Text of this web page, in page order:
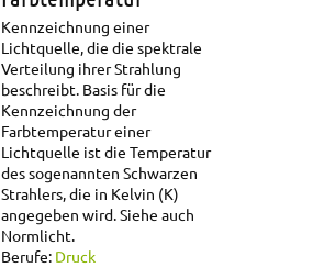
Kennzeichnung einer
Lichtquelle, die die spektrale
Verteilung ihrer Strahlung
beschreibt. Basis für die
Kennzeichnung der
Farbtemperatur einer
Lichtquelle ist die Temperatur
des sogenannten Schwarzen
Strahlers, die in Kelvin (K)
angegeben wird. Siehe auch
Normlicht.
Berufe: Druck